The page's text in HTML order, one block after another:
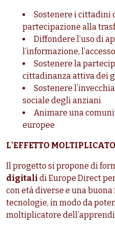
Sostenere i cittadini
partecipazione alla
Diffondere l’uso di
l’informazione,
Sostenere la
cittadinanza attiva dei
Sostenere
sociale degli anziani
Animare una
europee
L'EFFETTO
Il progetto si propone di
digitali di Europe Direct
con età diverse e una
tecnologie, in modo da
moltiplicatore